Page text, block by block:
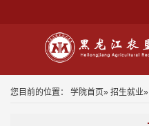
您目前的位置： 学院首页» 招生就业»